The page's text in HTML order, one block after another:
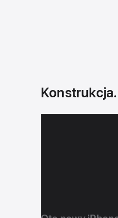
Konstrukcja.